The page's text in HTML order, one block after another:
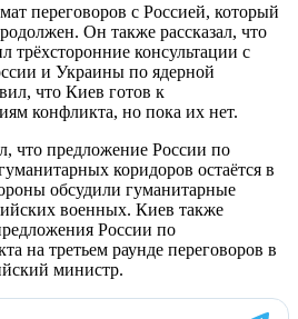
переговоров с Россией, который
Он также рассказал, что
консультации с
и Украины по ядерной
что Киев готов к
конфликта, но пока их нет.
что предложение России по
коридоров остаётся в
обсудили гуманитарные
военных. Киев также
России по
на третьем раунде переговоров в
министр.